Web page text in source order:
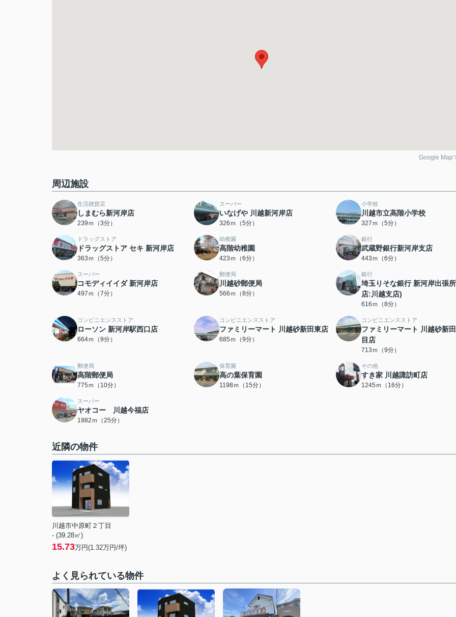
Google Map
周辺施設
生活雑貨店
しまむら新河岸店
239ｍ（3分）
スーパー
いなげや 川越新河岸店
326ｍ（5分）
小学校
川越市立高階小学校
327ｍ（5分）
ドラッグストア
ドラッグストア セキ 新河岸店
363ｍ（5分）
幼稚園
高階幼稚園
423ｍ（6分）
銀行
武蔵野銀行新河岸支店
443ｍ（6分）
スーパー
コモディイイダ 新河岸店
497ｍ（7分）
郵便局
川越砂郵便局
566ｍ（8分）
銀行
埼玉りそな銀行 新河岸出張
店:川越支店)
616ｍ（8分）
コンビニエンスストア
ローソン 新河岸駅西口店
664ｍ（9分）
コンビニエンスストア
ファミリーマート 川越砂新田東店
685ｍ（9分）
コンビニエンスストア
ファミリーマート 川越砂新
目店
713ｍ（9分）
郵便局
高階郵便局
775ｍ（10分）
保育園
高の葉保育園
1198ｍ（15分）
その他
すき家 川越諏訪町店
1245ｍ（16分）
スーパー
ヤオコー 川越今福店
1982ｍ（25分）
近隣の物件
川越市中原町２丁目
- (39.28㎡)
15.73万円(1.32万円/坪)
よく見られている物件